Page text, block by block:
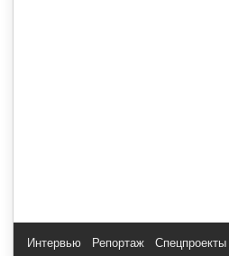
Интервью Репортаж Спецпроекты